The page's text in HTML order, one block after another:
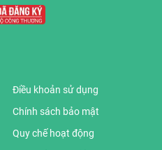
Điều khoản sử dụng
Chính sách bảo mật
Quy chế hoạt động